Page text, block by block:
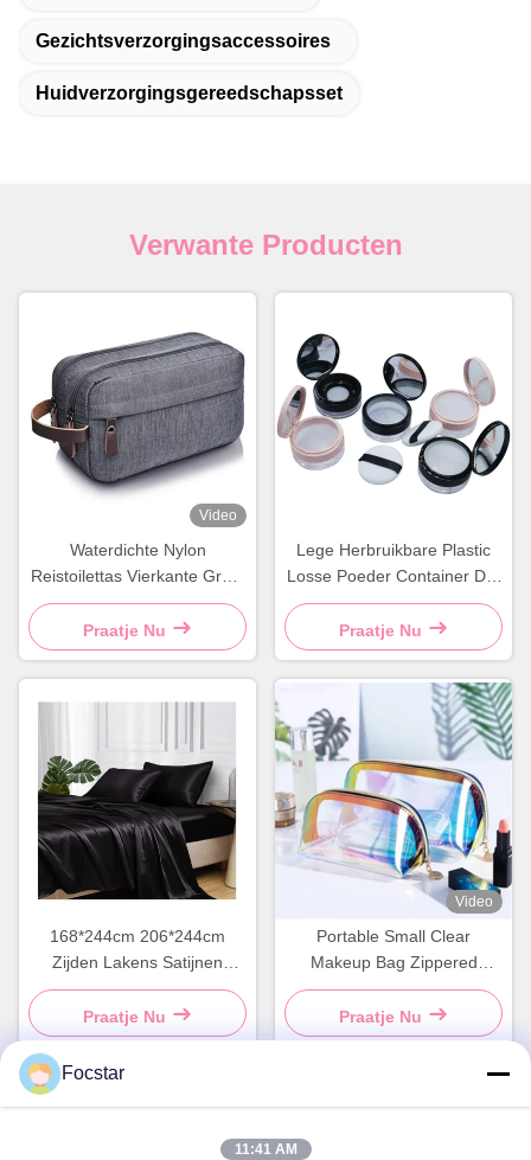
Gezichtsverzorgingsaccessoires
Huidverzorgingsgereedschapsset
Verwante Producten
Video
Waterdichte Nylon
Reistoilettas Vierkante Grote
Toilettas Grijs Blauw
Praatje Nu
Lege Herbruikbare Plastic
Losse Poeder Container DIY
Make-up Poeder Doosje
Praatje Nu
168*244cm 206*244cm
Zijden Lakens Satijnen
Lakens Zijdezachte
Beddengoed Set
Praatje Nu
Video
Portable Small Clear
Makeup Bag Zippered
Toiletry Bag Waterdicht
Praatje Nu
Focstar
11:41 AM